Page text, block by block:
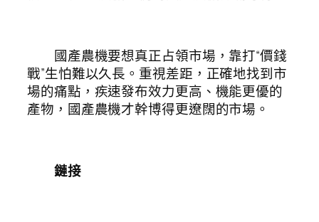
國產農機要想真正占領市場，靠打“價錢
戰”生怕難以久長。重視差距，正確地找到市
場的痛點，疾速發布效力更高、機能更優的
產物，國產農機才幹博得更遼闊的市場。
鏈接